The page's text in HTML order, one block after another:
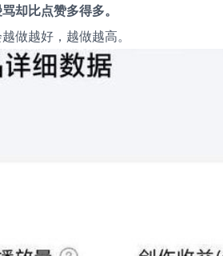
却比点赞多得多。
做越好，越做越高。